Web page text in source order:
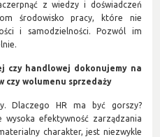
z wiedzy i doświadczeń
środowisko pracy, które nie
i samodzielności. Pozwól im
czy handlowej dokonujemy na
czy wolumenu sprzedaży
Dlaczego HR ma być gorszy?
wysoka efektywność zarządzania
charakter, jest niezwykle